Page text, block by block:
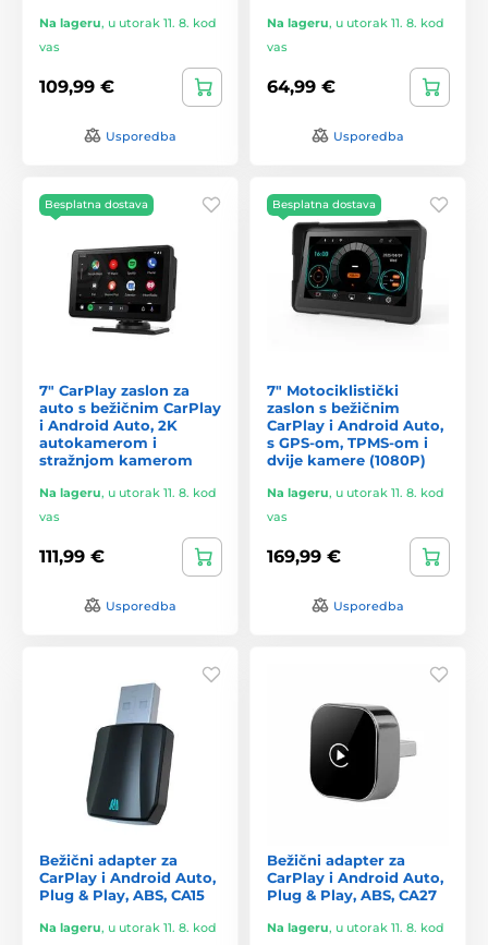
Na lageru, u utorak 11. 8. kod
vas
109,99 €
Usporedba
Na lageru, u utorak 11. 8. kod
vas
64,99 €
Usporedba
Besplatna dostava
7" CarPlay zaslon za
auto s bežičnim CarPlay
i Android Auto, 2K
autokamerom i
stražnjom kamerom
Na lageru, u utorak 11. 8. kod
vas
111,99 €
Usporedba
Besplatna dostava
7" Motociklistički
zaslon s bežičnim
CarPlay i Android Auto,
s GPS-om, TPMS-om i
dvije kamere (1080P)
Na lageru, u utorak 11. 8. kod
vas
169,99 €
Usporedba
Bežični adapter za
CarPlay i Android Auto,
Plug & Play, ABS, CA15
Na lageru, u utorak 11. 8. kod
Bežični adapter za
CarPlay i Android Auto,
Plug & Play, ABS, CA27
Na lageru, u utorak 11. 8. kod